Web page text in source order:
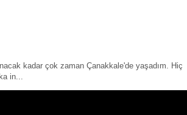
kadar çok zaman Çanakkale'de yaşadım. Hiç
in...